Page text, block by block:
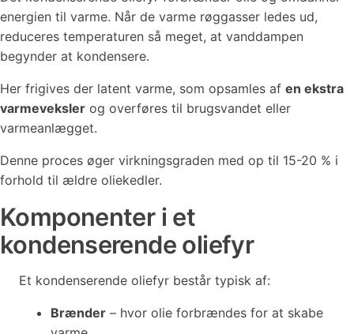
energien til varme. Når de varme røggasser ledes ud,
reduceres temperaturen så meget, at vanddampen
begynder at kondensere.
Her frigives der latent varme, som opsamles af en ekstra
varmeveksler og overføres til brugsvandet eller
varmeanlægget.
Denne proces øger virkningsgraden med op til 15-20 % i
forhold til ældre oliekedler.
Komponenter i et
kondenserende oliefyr
Et kondenserende oliefyr består typisk af:
Brænder – hvor olie forbrændes for at skabe